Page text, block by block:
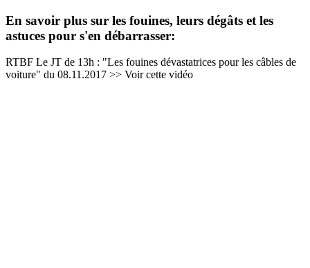
En savoir plus sur les fouines, leurs dégâts et les
astuces pour s'en débarrasser:
RTBF Le JT de 13h : "Les fouines dévastatrices pour les câbles de
voiture" du 08.11.2017 >> Voir cette vidéo